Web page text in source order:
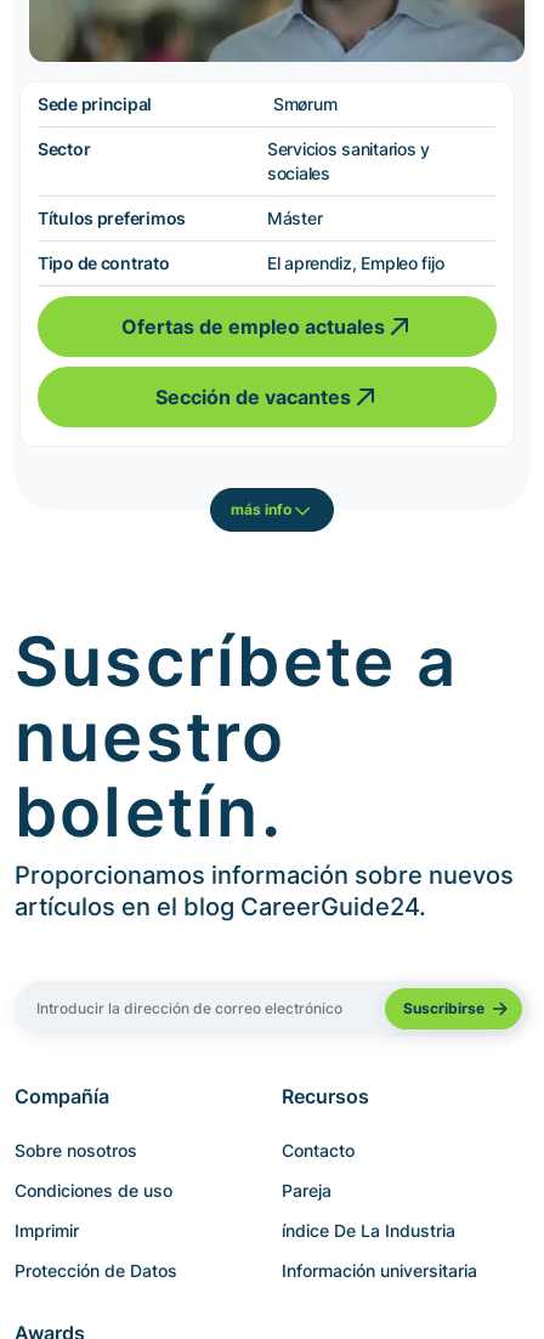
Sede principal Smørum
Sector
Servicios sanitarios y
sociales
Títulos preferimos Máster
Tipo de contrato El aprendiz, Empleo fijo
Ofertas de empleo actuales
Sección de vacantes
más info
Suscríbete a
nuestro
boletín.
Proporcionamos información sobre nuevos
artículos en el blog CareerGuide24.
Compañía
Sobre nosotros
Condiciones de uso
Imprimir
Protección de Datos
Recursos
Contacto
Pareja
índice De La Industria
Información universitaria
Awards